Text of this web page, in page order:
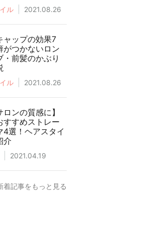
ル 2021.08.26
ャップの効果7
がつかないロン
・前髪のかぶり
ル 2021.08.26
ロンの質感に】
すすめストレー
4選！ヘアスタイ
介
2021.04.19
着記事をもっと見る